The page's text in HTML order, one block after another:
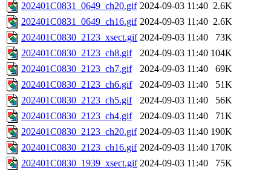
202401C0831_0649_ch20.gif 2024-09-03 11:40 2.6K
202401C0831_0649_ch16.gif 2024-09-03 11:40 2.6K
202401C0830_2123_xsect.gif 2024-09-03 11:40
73K
202401C0830_2123_ch8.gif
2024-09-03 11:40 104K
202401C0830_2123_ch7.gif
2024-09-03 11:40
69K
202401C0830_2123_ch6.gif
2024-09-03 11:40
51K
202401C0830_2123_ch5.gif
2024-09-03 11:40
56K
202401C0830_2123_ch4.gif
2024-09-03 11:40
71K
202401C0830_2123_ch20.gif 2024-09-03 11:40 190K
202401C0830_2123_ch16.gif 2024-09-03 11:40 170K
202401C0830_1939_xsect.gif 2024-09-03 11:40
75K